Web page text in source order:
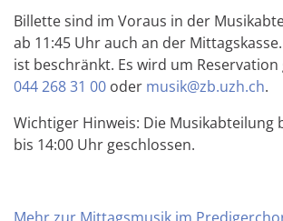
Billette sind im Voraus in der
ab 11:45 Uhr auch an der
ist beschränkt. Es wird um
044 268 31 00 oder musik@zb.uzh.ch.
Wichtiger Hinweis: Die Musikabteilung
bis 14:00 Uhr geschlossen.